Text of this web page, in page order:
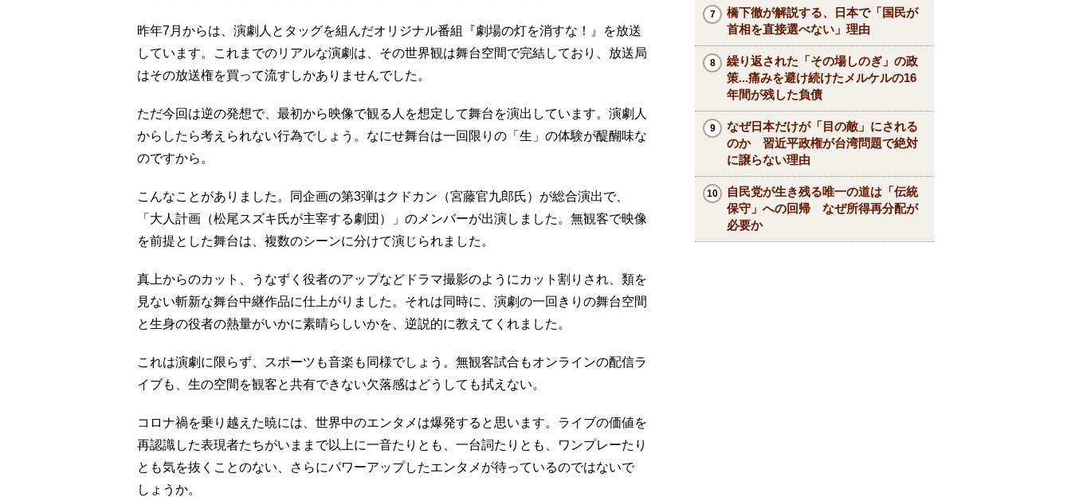
昨年7月からは、演劇人とタッグを組んだオリジナル番組『劇場の灯を消すな！』を放送
しています。これまでのリアルな演劇は、その世界観は舞台空間で完結しており、放送局
はその放送権を買って流すしかありませんでした。
ただ今回は逆の発想で、最初から映像で観る人を想定して舞台を演出しています。演劇人
からしたら考えられない行為でしょう。なにせ舞台は一回限りの「生」の体験が醍醐味な
のですから。
こんなことがありました。同企画の第3弾はクドカン（宮藤官九郎氏）が総合演出で、
「大人計画（松尾スズキ氏が主宰する劇団）」のメンバーが出演しました。無観客で映像
を前提とした舞台は、複数のシーンに分けて演じられました。
真上からのカット、うなずく役者のアップなどドラマ撮影のようにカット割りされ、類を
見ない斬新な舞台中継作品に仕上がりました。それは同時に、演劇の一回きりの舞台空間
と生身の役者の熱量がいかに素晴らしいかを、逆説的に教えてくれました。
これは演劇に限らず、スポーツも音楽も同様でしょう。無観客試合もオンラインの配信ラ
イブも、生の空間を観客と共有できない欠落感はどうしても拭えない。
コロナ禍を乗り越えた暁には、世界中のエンタメは爆発すると思います。ライブの価値を
再認識した表現者たちがいままで以上に一音たりとも、一台詞たりとも、ワンプレーたり
とも気を抜くことのない、さらにパワーアップしたエンタメが待っているのではないで
しょうか。
橋下徹が解説する、日本で「国民が
首相を直接選べない」理由
繰り返された「その場しのぎ」の政
策...痛みを避け続けたメルケルの16
年間が残した負債
なぜ日本だけが「目の敵」にされる
のか 習近平政権が台湾問題で絶対
に譲らない理由
自民党が生き残る唯一の道は「伝統
保守」への回帰 なぜ所得再分配が
必要か